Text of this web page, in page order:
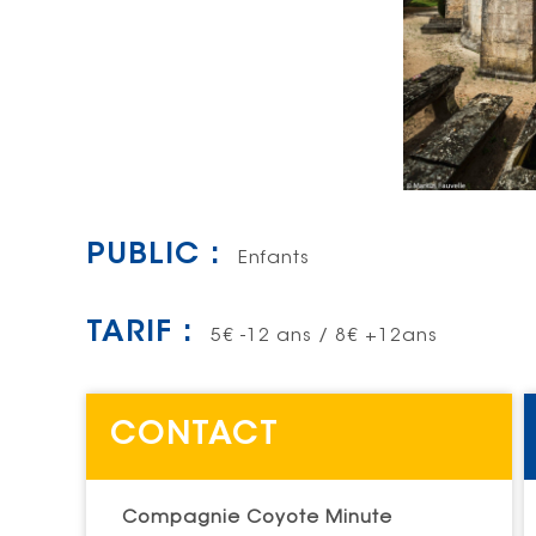
PUBLIC : Enfants
TARIF : 5€ -12 ans / 8€ +12ans
CONTACT
Compagnie Coyote Minute